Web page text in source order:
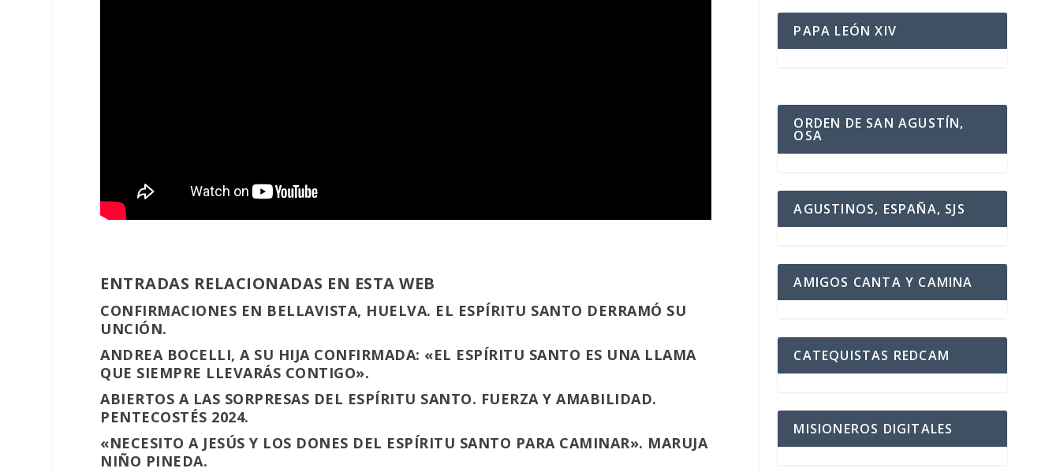
ENTRADAS RELACIONADAS EN ESTA WEB
CONFIRMACIONES EN BELLAVISTA, HUELVA. EL ESPÍRITU SANTO DERRAMÓ SU
UNCIÓN.
ANDREA BOCELLI, A SU HIJA CONFIRMADA: «EL ESPÍRITU SANTO ES UNA LLAMA
QUE SIEMPRE LLEVARÁS CONTIGO».
ABIERTOS A LAS SORPRESAS DEL ESPÍRITU SANTO. FUERZA Y AMABILIDAD.
PENTECOSTÉS 2024.
«NECESITO A JESÚS Y LOS DONES DEL ESPÍRITU SANTO PARA CAMINAR». MARUJA
NIÑO PINEDA.
PAPA LEÓN XIV
ORDEN DE SAN AGUSTÍN,
OSA
AGUSTINOS, ESPAÑA, SJS
AMIGOS CANTA Y CAMINA
CATEQUISTAS REDCAM
MISIONEROS DIGITALES